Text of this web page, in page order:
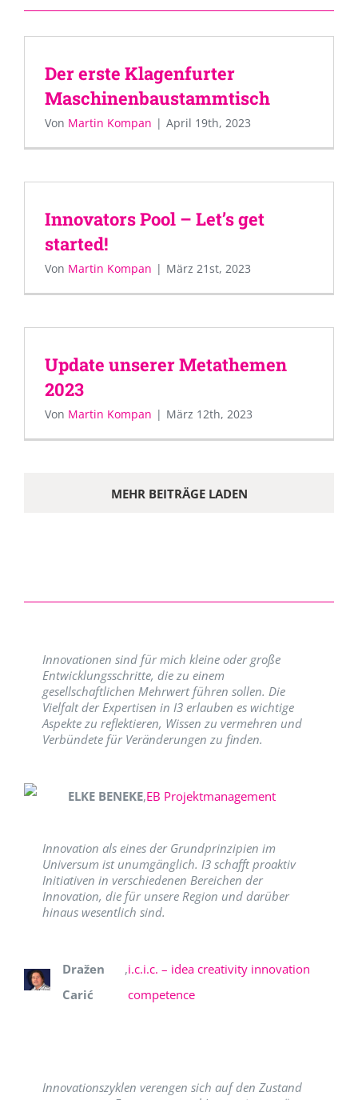
Der erste Klagenfurter
Maschinenbaustammtisch
Von Martin Kompan | April 19th, 2023
Innovators Pool – Let’s get
started!
Von Martin Kompan | März 21st, 2023
Update unserer Metathemen
2023
Von Martin Kompan | März 12th, 2023
MEHR BEITRÄGE LADEN
Innovationen sind für mich kleine oder große
Entwicklungsschritte, die zu einem
gesellschaftlichen Mehrwert führen sollen. Die
Vielfalt der Expertisen in I3 erlauben es wichtige
Aspekte zu reflektieren, Wissen zu vermehren und
Verbündete für Veränderungen zu finden.
ELKE BENEKE,EB Projektmanagement
Innovation als eines der Grundprinzipien im
Universum ist unumgänglich. I3 schafft proaktiv
Initiativen in verschiedenen Bereichen der
Innovation, die für unsere Region und darüber
hinaus wesentlich sind.
Dražen
Carić
,i.c.i.c. – idea creativity innovation
competence
Innovationszyklen verengen sich auf den Zustand